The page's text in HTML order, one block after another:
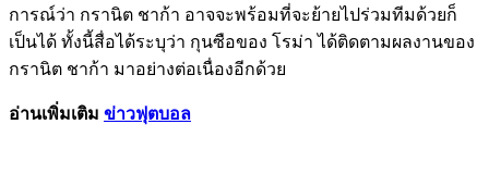
การณ์ว่า กรานิต ชาก้า อาจจะพร้อมที่จะย้ายไปร่วมทีมด้วยก็
เป็นได้ ทั้งนี้สื่อได้ระบุว่า กุนซือของ โรม่า ได้ติดตามผลงานของ
กรานิต ชาก้า มาอย่างต่อเนื่องอีกด้วย
อ่านเพิ่มเติม ข่าวฟุตบอล